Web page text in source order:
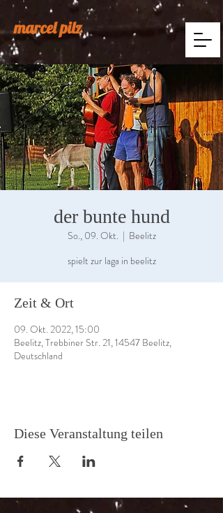
marcel pilz
der bunte hund
So., 09. Okt.
  |
Beelitz
spielt zur laga in beelitz
Zeit & Ort
09. Okt. 2022, 15:00
Beelitz, Trebbiner Str. 21, 14547 Beelitz,
Deutschland
Diese Veranstaltung teilen